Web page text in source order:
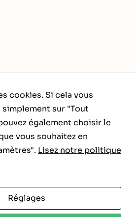
cookies. Si cela vous
sur "Tout
également choisir le
vous souhaitez en
Lisez notre politique
Réglages